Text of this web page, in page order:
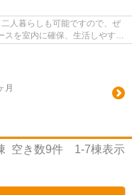
人暮らしも可能ですので、ぜ
を室内に確保、生活しやすい
月
空き数9件 1-7棟表示